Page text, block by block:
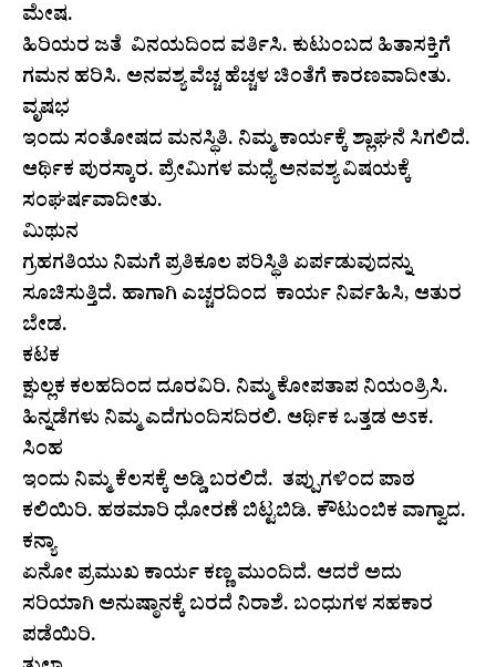
ಮೇಷ.
ಹಿರಿಯರ ಜತೆ ವಿನಯದಿಂದ ವರ್ತಿಸಿ. ಕುಟುಂಬದ ಹಿತಾಸಕ್ತಿಗೆ
ಗಮನ ಹರಿಸಿ. ಅನವಶ್ಯ ವೆಚ್ಚ ಹೆಚ್ಚಳ ಚಿಂತೆಗೆ ಕಾರಣವಾದೀತು.
ವೃಷಭ
ಇಂದು ಸಂತೋಷದ ಮನಸ್ಥಿತಿ. ನಿಮ್ಮ ಕಾರ್ಯಕ್ಕೆ ಶ್ಲಾಘನೆ ಸಿಗಲಿದೆ.
ಆರ್ಥಿಕ ಪುರಸ್ಕಾರ. ಪ್ರೇಮಿಗಳ ಮಧ್ಯೆ ಅನವಶ್ಯ ವಿಷಯಕ್ಕೆ
ಸಂಘರ್ಷವಾದೀತು.
ಮಿಥುನ
ಗ್ರಹಗತಿಯು ನಿಮಗೆ ಪ್ರತಿಕೂಲ ಪರಿಸ್ಥಿತಿ ಏರ್ಪಡುವುದನ್ನು
ಸೂಚಿಸುತ್ತಿದೆ. ಹಾಗಾಗಿ ಎಚ್ಚರದಿಂದ ಕಾರ್ಯ ನಿರ್ವಹಿಸಿ, ಆತುರ
ಬೇಡ.
ಕಟಕ
ಕ್ಷುಲ್ಲಕ ಕಲಹದಿಂದ ದೂರವಿರಿ. ನಿಮ್ಮ ಕೋಪತಾಪ ನಿಯಂತ್ರಿಸಿ.
ಹಿನ್ನಡೆಗಳು ನಿಮ್ಮ ಎದೆಗುಂದಿಸದಿರಲಿ. ಆರ್ಥಿಕ ಒತ್ತಡ ಅಽಕ.
ಸಿಂಹ
ಇಂದು ನಿಮ್ಮ ಕೆಲಸಕ್ಕೆ ಅಡ್ಡಿ ಬರಲಿದೆ. ತಪ್ಪುಗಳಿಂದ ಪಾಠ
ಕಲಿಯಿರಿ. ಹಠಮಾರಿ ಧೋರಣೆ ಬಿಟ್ಟಬಿಡಿ. ಕೌಟುಂಬಿಕ ವಾಗ್ವಾದ.
ಕನ್ಯಾ
ಏನೋ ಪ್ರಮುಖ ಕಾರ್ಯ ಕಣ್ಣ ಮುಂದಿದೆ. ಆದರೆ ಅದು
ಸರಿಯಾಗಿ ಅನುಷ್ಠಾನಕ್ಕೆ ಬರದೆ ನಿರಾಶೆ. ಬಂಧುಗಳ ಸಹಕಾರ
ಪಡೆಯಿರಿ.